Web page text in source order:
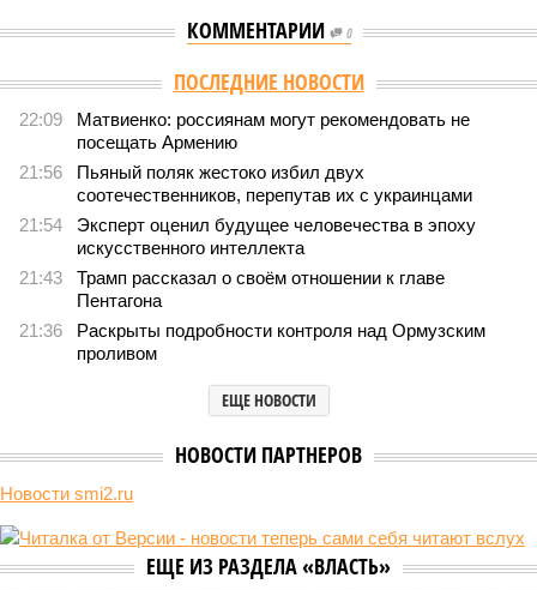
КОММЕНТАРИИ 0
Версия //Общество //
Мы могли бы жить сотни лет, но этого никогда не
Мы могли бы жить сотни лет, но этого никогда не будет
Возраст бессмертия
Мы могли бы жить сотни лет, но этого никогда не будет (фото: Deep
Как бы мы ни старались, достигнуть бессмертия у человека не
получится никогда, даже при самых совершенных технологиях и
самой совершенной медицине. Точку в многолетних дебатах о
долголетии поставило новое исследование российских учёных: в
возраст практически вряд ли достижим – во всём виноваты
мутации ДНК.